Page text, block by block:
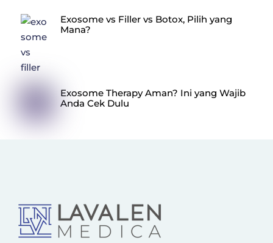
Exosome vs Filler vs Botox, Pilih yang
Mana?
Exosome Therapy Aman? Ini yang Wajib
Anda Cek Dulu